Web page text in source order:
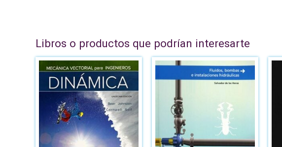
Libros o productos que podrían interesarte